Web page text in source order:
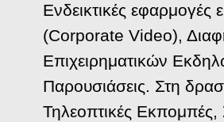
Ενδεικτικές εφαρμογές
(Corporate Video),
Επιχειρηματικών
Παρουσιάσεις. Στη
Τηλεοπτικές Εκπομπές,